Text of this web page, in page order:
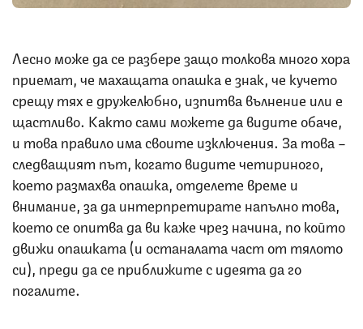
Лесно може да се разбере защо толкова много хора
приемат, че махащата опашка е знак, че кучето
срещу тях е дружелюбно, изпитва вълнение или е
щастливо. Както сами можете да видите обаче,
и това правило има своите изключения. За това –
следващият път, когато видите четириного,
което размахва опашка, отделете време и
внимание, за да интерпретирате напълно това,
което се опитва да ви каже чрез начина, по който
движи опашката (и останалата част от тялото
си), преди да се приближите с идеята да го
погалите.